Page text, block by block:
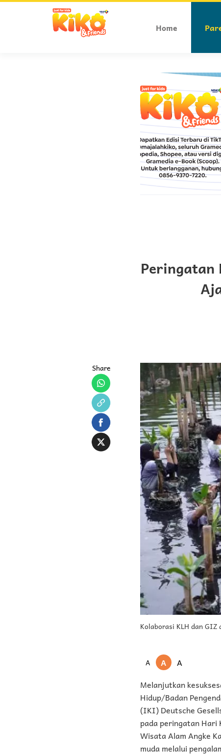
Home
Share
Kolaborasi KLH dan
A A
A
Melanjutkan
Hidup/Badan
(IKI) Deutsche
pada peringatan Hari
Wisata Alam Angke
muda melalui